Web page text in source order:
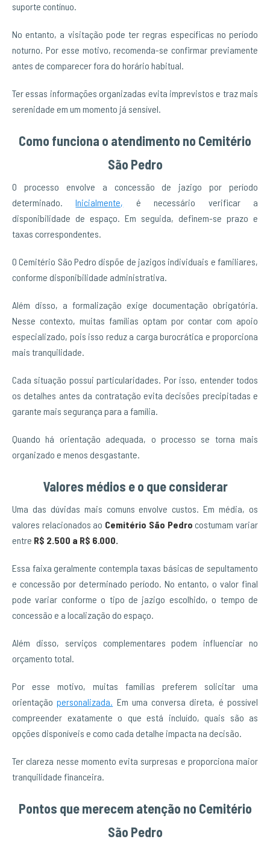
suporte contínuo.
No entanto, a visitação pode ter regras específicas no período
noturno. Por esse motivo, recomenda-se confirmar previamente
antes de comparecer fora do horário habitual.
Ter essas informações organizadas evita imprevistos e traz mais
serenidade em um momento já sensível.
Como funciona o atendimento no Cemitério
São Pedro
O processo envolve a concessão de jazigo por período
determinado.Inicialmente, é necessário verificar a
disponibilidade de espaço. Em seguida, definem-se prazo e
taxas correspondentes.
O Cemitério São Pedro dispõe de jazigos individuais e familiares,
conforme disponibilidade administrativa.
Além disso, a formalização exige documentação obrigatória.
Nesse contexto, muitas famílias optam por contar com apoio
especializado, pois isso reduz a carga burocrática e proporciona
mais tranquilidade.
Cada situação possui particularidades. Por isso, entender todos
os detalhes antes da contratação evita decisões precipitadas e
garante mais segurança para a família.
Quando há orientação adequada, o processo se torna mais
organizado e menos desgastante.
Valores médios e o que considerar
Uma das dúvidas mais comuns envolve custos. Em média, os
valores relacionados ao Cemitério São Pedro costumam variar
entre R$ 2.500 a R$ 6.000.
Essa faixa geralmente contempla taxas básicas de sepultamento
e concessão por determinado período. No entanto, o valor final
pode variar conforme o tipo de jazigo escolhido, o tempo de
concessão e a localização do espaço.
Além disso, serviços complementares podem influenciar no
orçamento total.
Por esse motivo, muitas famílias preferem solicitar uma
orientaçãopersonalizada. Em uma conversa direta, é possível
compreender exatamente o que está incluído, quais são as
opções disponíveis e como cada detalhe impacta na decisão.
Ter clareza nesse momento evita surpresas e proporciona maior
tranquilidade financeira.
Pontos que merecem atenção no Cemitério
São Pedro